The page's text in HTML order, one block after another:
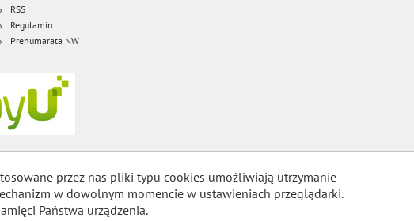
RSS
Regulamin
Prenumarata NW
przez nas pliki typu cookies umożliwiają utrzymanie
w dowolnym momencie w ustawieniach przeglądarki.
Państwa urządzenia.